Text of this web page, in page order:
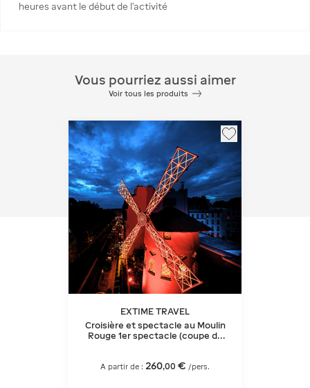
heures avant le début de l’activité
Vous pourriez aussi aimer
Voir tous les produits
EXTIME TRAVEL
Croisière et spectacle au Moulin
Rouge 1er spectacle (coupe de
A partir de : 260,00 € /pers.